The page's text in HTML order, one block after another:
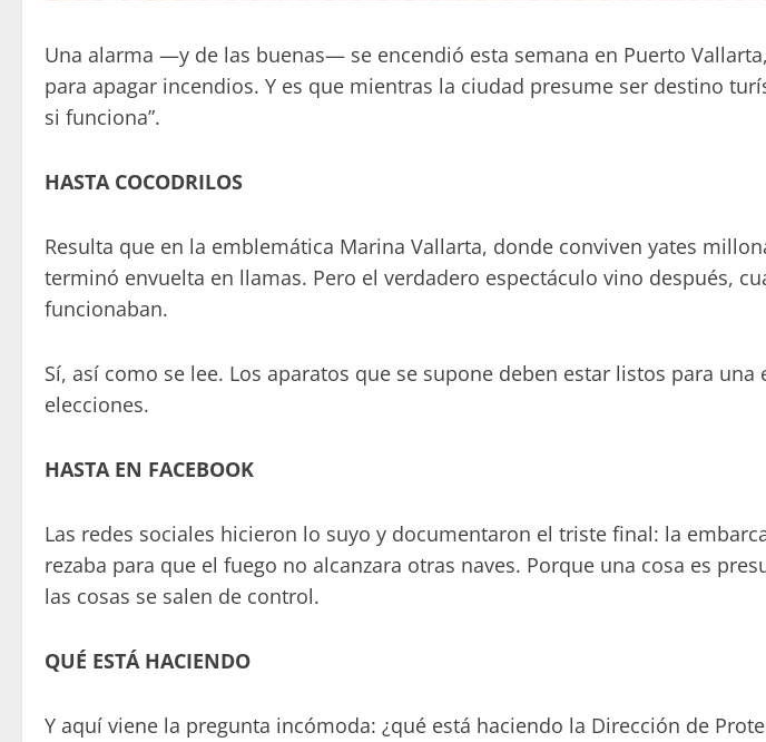
Una alarma —y de las buenas— se encendió esta semana en Puerto
para apagar incendios. Y es que mientras la ciudad presume ser destino
si funciona”.
HASTA COCODRILOS
Resulta que en la emblemática Marina Vallarta, donde conviven yates
terminó envuelta en llamas. Pero el verdadero espectáculo vino después,
funcionaban.
Sí, así como se lee. Los aparatos que se supone deben estar listos para
elecciones.
HASTA EN FACEBOOK
Las redes sociales hicieron lo suyo y documentaron el triste final: la
rezaba para que el fuego no alcanzara otras naves. Porque una cosa es
las cosas se salen de control.
QUÉ ESTÁ HACIENDO
Y aquí viene la pregunta incómoda: ¿qué está haciendo la Dirección de